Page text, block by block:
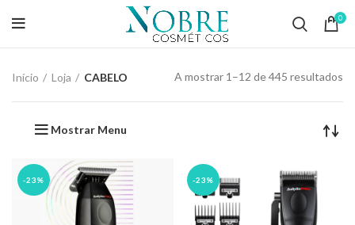
0
Início Loja CABELO A mostrar 1–12 de 445 resultados
Mostrar Menu
-23% -23%